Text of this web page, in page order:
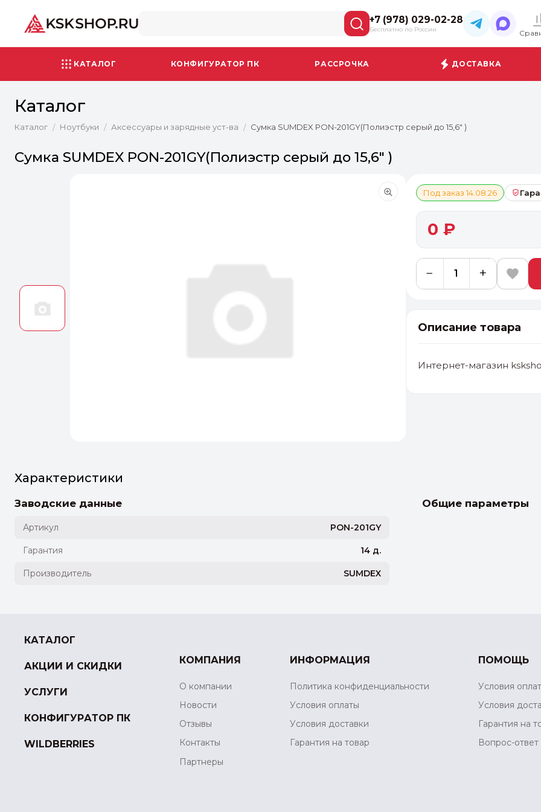
+7 (978) 029-02-28
Бесплатно по России
КАТАЛОГ КОНФИГУРАТОР ПК РАССРОЧКА ДОСТАВКА
Каталог
Каталог / Ноутбуки / Аксессуары и зарядные уст-ва / Сумка SUMDEX PON-201GY(Полиэстр серый до 15,6" )
Сумка SUMDEX PON-201GY(Полиэстр серый до 15,6" )
Под заказ 14.08.26
0 ₽
− +
Описание товара
Интернет-магазин
Характеристики
Заводские данные
Артикул PON-201GY
Гарантия 14 д.
Производитель SUMDEX
Общие параметры
КАТАЛОГ
АКЦИИ И СКИДКИ
УСЛУГИ
КОНФИГУРАТОР ПК
WILDBERRIES
КОМПАНИЯ
О компании
Новости
Отзывы
Контакты
Партнеры
ИНФОРМАЦИЯ
Политика конфиденциальности
Условия оплаты
Условия доставки
Гарантия на товар
ПОМОЩЬ
Условия
Условия
Гарантия на
Вопрос-ответ